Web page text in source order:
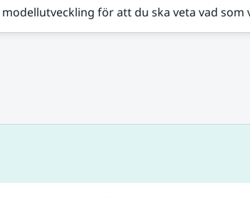
för att du ska veta vad som